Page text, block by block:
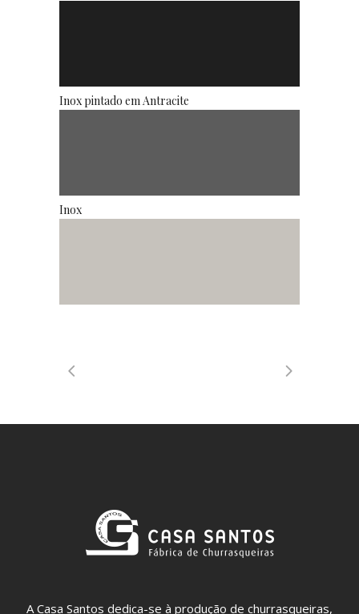
Inox pintado em Antracite
Inox
A Casa Santos dedica-se à produção de churrasqueiras,